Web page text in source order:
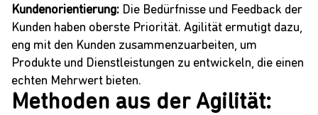
Kundenorientierung: Die Bedürfnisse und Feedback der
Kunden haben oberste Priorität. Agilität ermutigt dazu,
eng mit den Kunden zusammenzuarbeiten, um
Produkte und Dienstleistungen zu entwickeln, die einen
echten Mehrwert bieten.
Methoden aus der Agilität: